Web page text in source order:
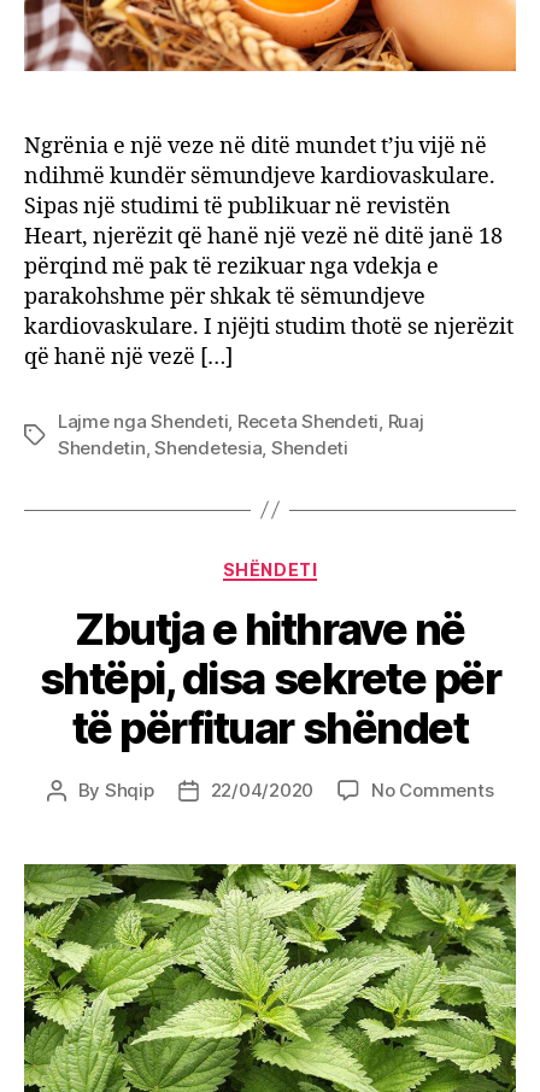
Ngrënia e një veze në ditë mundet t’ju vijë në
ndihmë kundër sëmundjeve kardiovaskulare.
Sipas një studimi të publikuar në revistën
Heart, njerëzit që hanë një vezë në ditë janë 18
përqind më pak të rezikuar nga vdekja e
parakohshme për shkak të sëmundjeve
kardiovaskulare. I njëjti studim thotë se njerëzit
që hanë një vezë […]
Tags
Lajme nga Shendeti, Receta Shendeti, Ruaj
Shendetin,Shendetesia, Shendeti
Categories
SHËNDETI
Zbutja e hithrave në
shtëpi, disa sekrete për
të përfituar shëndet
Post
By Shqip
Post22/04/2020 No Commentson
në
disa
për
të